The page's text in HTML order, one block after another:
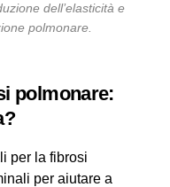
dell’elasticità e
polmonare.
polmonare:
per la fibrosi
per aiutare a